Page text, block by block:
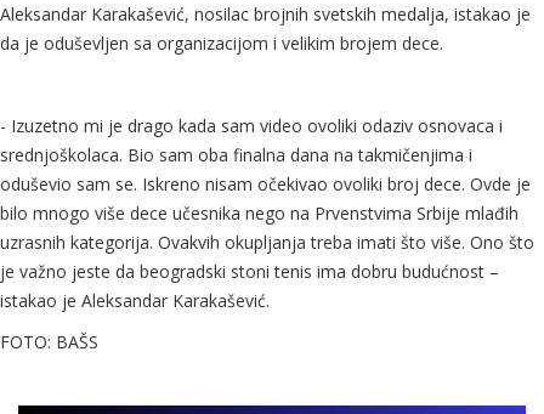
Aleksandar Karakašević, nosilac brojnih svetskih medalja, istakao je
da je oduševljen sa organizacijom i velikim brojem dece.
- Izuzetno mi je drago kada sam video ovoliki odaziv osnovaca i
srednjoškolaca. Bio sam oba finalna dana na takmičenjima i
oduševio sam se. Iskreno nisam očekivao ovoliki broj dece. Ovde je
bilo mnogo više dece učesnika nego na Prvenstvima Srbije mlađih
uzrasnih kategorija. Ovakvih okupljanja treba imati što više. Ono što
je važno jeste da beogradski stoni tenis ima dobru budućnost –
istakao je Aleksandar Karakašević.
FOTO: BAŠS